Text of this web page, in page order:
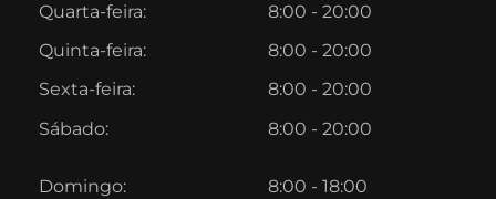
Quarta-feira:
8:00 - 20:00
Quinta-feira:
8:00 - 20:00
Sexta-feira:
8:00 - 20:00
Sábado:
8:00 - 20:00
Domingo: 8:00 - 18:00